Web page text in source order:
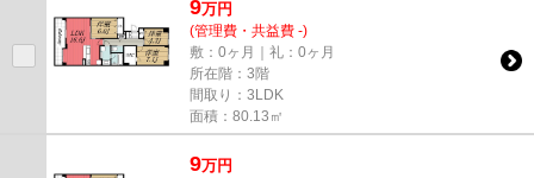
9万円
(管理費・共益費 -)
敷：0ヶ月｜礼：0ヶ月
所在階：3階
間取り：3LDK
面積：80.13㎡
9万円